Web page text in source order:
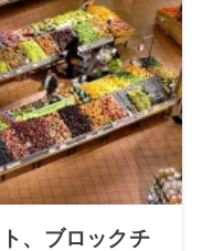
、ブロックチ